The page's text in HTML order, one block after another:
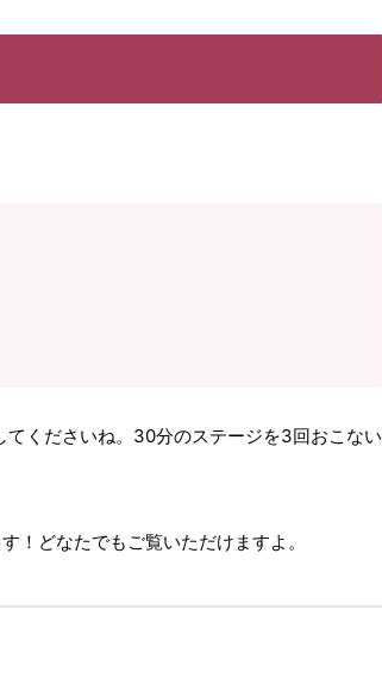
くださいね。30分のステージを3回おこない
！どなたでもご覧いただけますよ。